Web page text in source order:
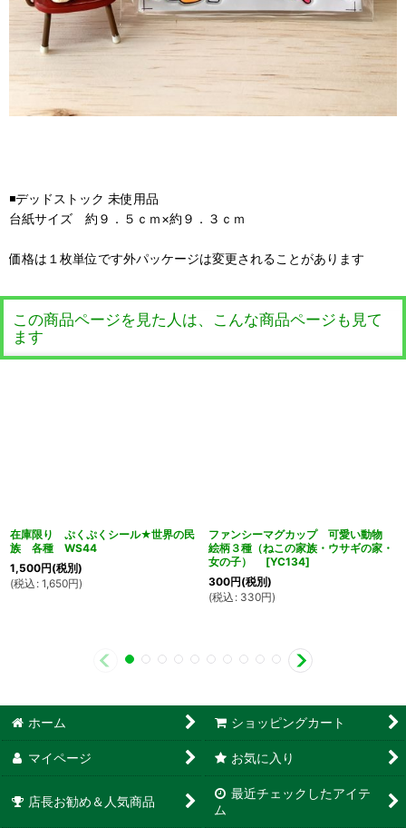
◾️デッドストック 未使用品
台紙サイズ 約９．５ｃｍ×約９．３ｃｍ
価格は１枚単位です外パッケージは変更されることがあります
この商品ページを見た人は、こんな商品ページも見て
ます
在庫限り ぷくぷくシール★世界の民
族 各種 WS44
1,500円(税別)
(税込 : 1,650円)
ファンシーマグカップ 可愛い動物
絵柄３種（ねこの家族・ウサギの家・
女の子）
[YC134]
300円(税別)
(税込 : 330円)
ホーム ショッピングカート
マイページ お気に入り
店長お勧め＆人気商品
最近チェックしたアイテ
ム